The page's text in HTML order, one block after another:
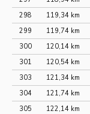
298
119,34 km
299
119,74 km
300
120,14 km
301
120,54 km
303
121,34 km
304
121,74 km
305
122,14 km